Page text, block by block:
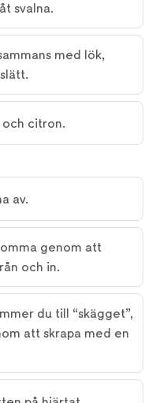
svalna.
med lök,
och citron.
av.
genom att
och in.
du till “skägget”,
att skrapa med en